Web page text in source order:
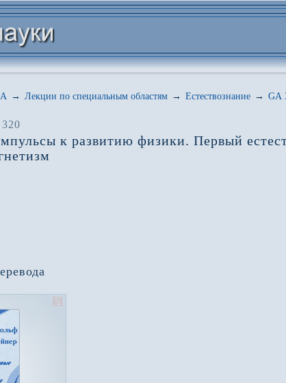
→ Лекции по специальным областям → Естествознание → GA
к развитию физики. Первый